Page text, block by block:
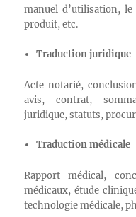
manuel d’utilisation,
produit, etc.
Traduction juridique
Acte notarié,
avis, contrat,
juridique, statuts,
Traduction médicale
Rapport médical,
médicaux, étude
technologie médicale,